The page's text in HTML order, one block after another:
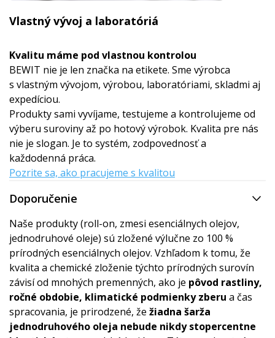
Vlastný vývoj a laboratóriá
Kvalitu máme pod vlastnou kontrolou
BEWIT nie je len značka na etikete. Sme výrobca
s vlastným vývojom, výrobou, laboratóriami, skladmi aj
expedíciou.
Produkty sami vyvíjame, testujeme a kontrolujeme od
výberu suroviny až po hotový výrobok. Kvalita pre nás
nie je slogan. Je to systém, zodpovednosť a
každodenná práca.
Pozrite sa, ako pracujeme s kvalitou
Doporučenie
Naše produkty (roll-on, zmesi esenciálnych olejov,
jednodruhové oleje) sú zložené výlučne zo 100 %
prírodných esenciálnych olejov. Vzhľadom k tomu, že
kvalita a chemické zloženie týchto prírodných surovín
závisí od mnohých premenných, ako je pôvod rastliny,
ročné obdobie, klimatické podmienky zberu a čas
spracovania, je prirodzené, že žiadna šarža
jednodruhového oleja nebude nikdy stopercentne